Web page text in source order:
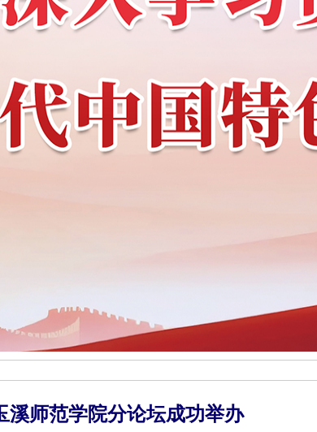
溪师范学院分论坛成功举办